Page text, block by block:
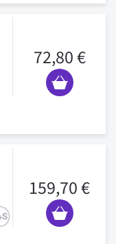
72,80 €
159,70 €